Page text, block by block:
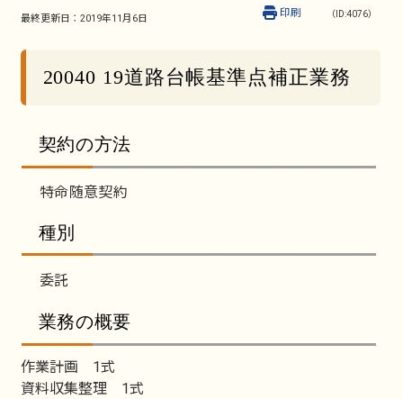
最終更新日： 2019年11月6日 （ID:4076）
印刷
20040 19道路台帳基準点補正業務
契約の方法
特命随意契約
種別
委託
業務の概要
作業計画 1式
資料収集整理 1式